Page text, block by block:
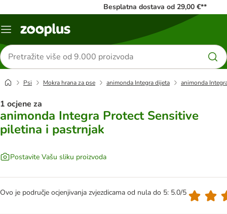
Besplatna dostava od 29,00 €**
Izbornik
Traži
proizvode
Psi Mokra hrana za pse animonda Integra dijeta animonda
1 ocjene za
animonda Integra Protect Sensitive
piletina i pastrnjak
Postavite Vašu sliku proizvoda
Ovo je područje ocjenjivanja zvjezdicama od nula do 5: 5.0/5